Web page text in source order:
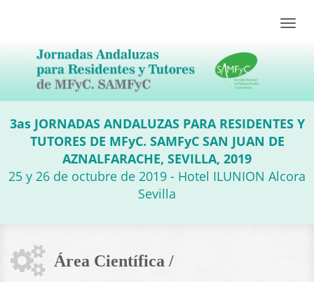
Toggle
3as JORNADAS ANDALUZAS PARA RESIDENTES Y
TUTORES DE MFyC. SAMFyC SAN JUAN DE
AZNALFARACHE, SEVILLA, 2019
25 y 26 de octubre de 2019 - Hotel ILUNION Alcora
Sevilla
Área Científica /